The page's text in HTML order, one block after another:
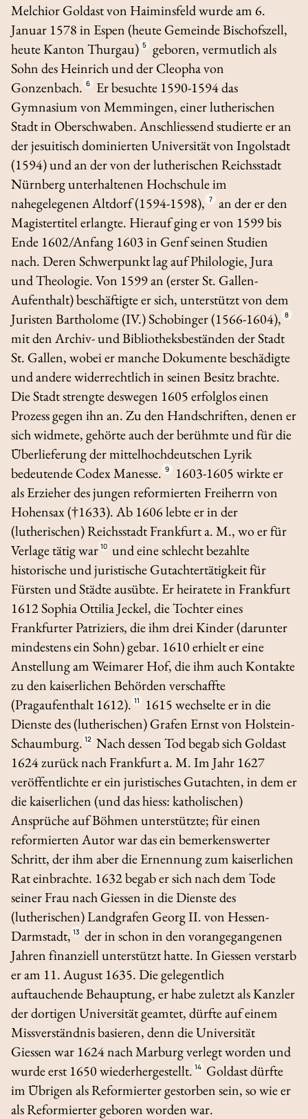
Melchior Goldast von Haiminsfeld wurde am 6.
Januar 1578 in Espen (heute Gemeinde Bischofszell,
heute Kanton Thurgau) 5
geboren, vermutlich als
Sohn des Heinrich und der Cleopha von
Gonzenbach. 6
Er besuchte 1590-1594 das
Gymnasium von Memmingen, einer lutherischen
Stadt in Oberschwaben. Anschliessend studierte er an
der jesuitisch dominierten Universität von Ingolstadt
(1594) und an der von der lutherischen Reichsstadt
Nürnberg unterhaltenen Hochschule im
nahegelegenen Altdorf (1594-1598), 7
an der er den
Magistertitel erlangte. Hierauf ging er von 1599 bis
Ende 1602/Anfang 1603 in Genf seinen Studien
nach. Deren Schwerpunkt lag auf Philologie, Jura
und Theologie. Von 1599 an (erster St. Gallen-
Aufenthalt) beschäftigte er sich, unterstützt von dem
Juristen Bartholome (IV.) Schobinger (1566-1604), 8
mit den Archiv- und Bibliotheksbeständen der Stadt
St. Gallen, wobei er manche Dokumente beschädigte
und andere widerrechtlich in seinen Besitz brachte.
Die Stadt strengte deswegen 1605 erfolglos einen
Prozess gegen ihn an. Zu den Handschriften, denen er
sich widmete, gehörte auch der berühmte und für die
Überlieferung der mittelhochdeutschen Lyrik
bedeutendeCodex Manesse. 9
1603-1605 wirkte er
als Erzieher des jungen reformierten Freiherrn von
Hohensax (†1633). Ab 1606 lebte er in der
(lutherischen) Reichsstadt Frankfurt a. M., wo er für
Verlage tätig war 10 und eine schlecht bezahlte
historische und juristische Gutachtertätigkeit für
Fürsten und Städte ausübte. Er heiratete in Frankfurt
1612 Sophia Ottilia Jeckel, die Tochter eines
Frankfurter Patriziers, die ihm drei Kinder (darunter
mindestens ein Sohn) gebar. 1610 erhielt er eine
Anstellung am Weimarer Hof, die ihm auch Kontakte
zu den kaiserlichen Behörden verschaffte
(Pragaufenthalt 1612). 11
1615 wechselte er in die
Dienste des (lutherischen) Grafen Ernst von Holstein-
Schaumburg. 12 Nach dessen Tod begab sich Goldast
1624 zurück nach Frankfurt a. M. Im Jahr 1627
veröffentlichte er ein juristisches Gutachten, in dem er
die kaiserlichen (und das hiess: katholischen)
Ansprüche auf Böhmen unterstützte; für einen
reformierten Autor war das ein bemerkenswerter
Schritt, der ihm aber die Ernennung zum kaiserlichen
Rat einbrachte. 1632 begab er sich nach dem Tode
seiner Frau nach Giessen in die Dienste des
(lutherischen) Landgrafen Georg II. von Hessen-
Darmstadt, 13 der in schon in den vorangegangenen
Jahren finanziell unterstützt hatte. In Giessen verstarb
er am 11. August 1635. Die gelegentlich
auftauchende Behauptung, er habe zuletzt als Kanzler
der dortigen Universität geamtet, dürfte auf einem
Missverständnis basieren, denn die Universität
Giessen war 1624 nach Marburg verlegt worden und
wurde erst 1650 wiederhergestellt. 14 Goldast dürfte
im Übrigen als Reformierter gestorben sein, so wie er
als Reformierter geboren worden war.